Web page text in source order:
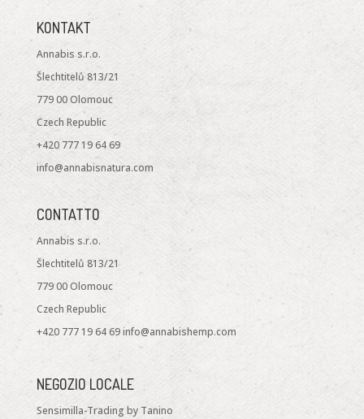
KONTAKT
Annabis s.r.o.
Šlechtitelů 813/21
779 00 Olomouc
Czech Republic
+420 777 19 64 69
info@annabisnatura.com
CONTATTO
Annabis s.r.o.
Šlechtitelů 813/21
779 00 Olomouc
Czech Republic
+420 777 19 64 69 info@annabishemp.com
NEGOZIO LOCALE
Sensimilla-Trading by Tanino